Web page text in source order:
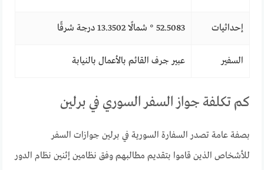
إحداثيات 52.5083 ° شمالًا 13.3502 درجة شرقًا
السفير عبير جرف القائم بالأعمال بالنيابة
كم تكلفة جواز السفر السوري في برلين
بصفة عامة تصدر السفارة السورية في برلين جوازات السفر
للأشخاص الذين قاموا بتقديم مطالبهم وفق نظامين إثنين نظام الدور